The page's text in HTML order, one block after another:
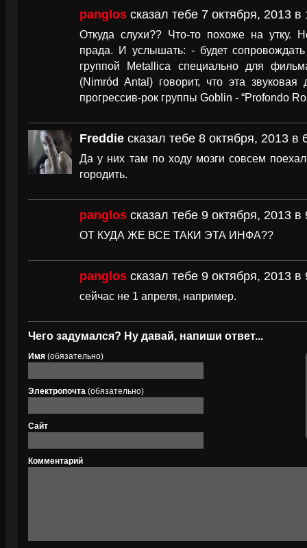
panglos сказал тебе 7 октября, 2013 в
Откуда слухи?? Что-то похоже на утку.
прада. И услышать: - будет
группой Metallica специально для
(Nimród Antal) говорит, что эта
прогрессив-рок группы Goblin - “Profondo
Freddie сказал тебе 8 октября, 2013 в
Да у них там по ходу мозги совсем
городить.
panglos сказал тебе 9 октября, 2013 в
ОТ КУДА ЖЕ ВСЕ ТАКИ ЭТА ИНФА??
panglos сказал тебе 9 октября, 2013 в
сейчас не 1 апреля, например.
Чего задумался? Ну давай, напиши ответ...
Имя (обязательно)
Электропочта (обязательно)
Сайт
Комментарий